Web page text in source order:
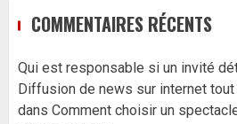
COMMENTAIRES RÉCENTS
Qui est responsable si un invité
Diffusion de news sur internet
dans Comment choisir un